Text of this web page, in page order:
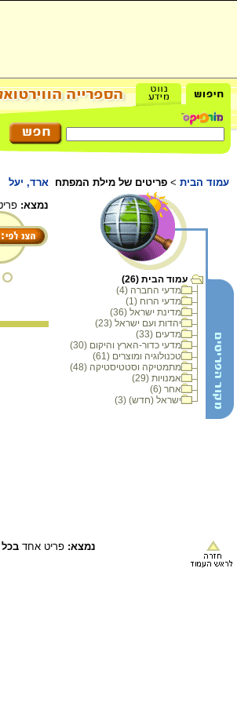
עמוד הבית > פריטים של מילת המפתח ארד, יעל
עמוד הבית (26)
מדעי החברה (4)
מדעי הרוח (1)
מדינת ישראל (36)
יהדות ועם ישראל (23)
מדעים (33)
מדעי כדור-הארץ והיקום (30)
טכנולוגיה ומוצרים (61)
מתמטיקה וסטטיסטיקה (48)
אמנויות (29)
אחר (6)
ישראל (חדש) (3)
נמצא:
נמצא: פריט אחד